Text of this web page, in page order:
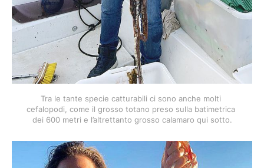
Tra le tante specie catturabili ci sono anche molti
cefalopodi, come il grosso totano preso sulla batimetrica
dei 600 metri e l’altrettanto grosso calamaro qui sotto.